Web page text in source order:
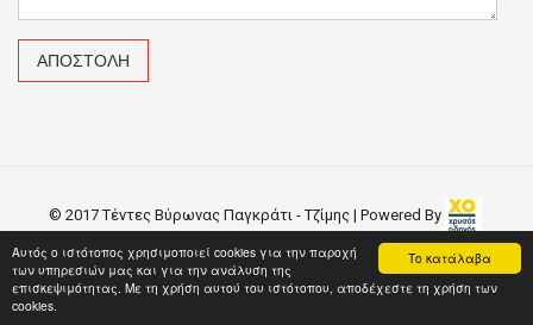
Το κατάλαβα
Αυτός ο ιστότοπος χρησιμοποιεί cookies για την παροχή
των υπηρεσιών μας και για την ανάλυση της
επισκεψιμότητας. Με τη χρήση αυτού του ιστότοπου, αποδέχεστε τη χρήση των
cookies.
© 2017 Τέντες Βύρωνας Παγκράτι - Τζίμης | Powered By